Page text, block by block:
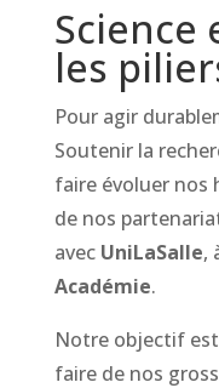
Science
les
Pour agir
Soutenir la
faire évoluer nos
de nos
avec UniLaSalle,
Académie.
Notre objectif
faire de nos